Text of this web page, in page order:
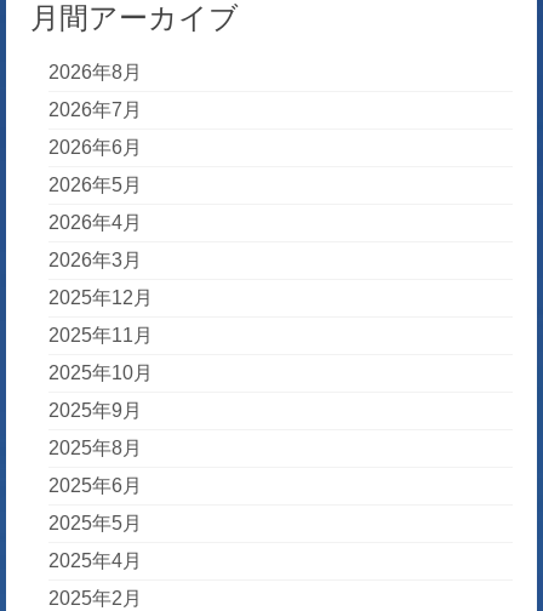
月間アーカイブ
2026年8月
2026年7月
2026年6月
2026年5月
2026年4月
2026年3月
2025年12月
2025年11月
2025年10月
2025年9月
2025年8月
2025年6月
2025年5月
2025年4月
2025年2月